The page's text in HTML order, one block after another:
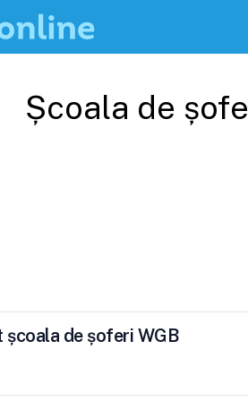
Școala de
școala de șoferi WGB